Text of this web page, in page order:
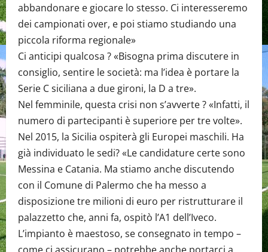
abbandonare e giocare lo stesso. Ci interesseremo
dei campionati over, e poi stiamo studiando una
piccola riforma regionale»
Ci anticipi qualcosa ? «Bisogna prima discutere in
consiglio, sentire le società: ma l’idea è portare la
Serie C siciliana a due gironi, la D a tre».
Nel femminile, questa crisi non s’avverte ? «Infatti, il
numero di partecipanti è superiore per tre volte».
Nel 2015, la Sicilia ospiterà gli Europei maschili. Ha
già individuato le sedi? «Le candidature certe sono
Messina e Catania. Ma stiamo anche discutendo
con il Comune di Palermo che ha messo a
disposizione tre milioni di euro per ristrutturare il
palazzetto che, anni fa, ospitò l’A1 dell’Iveco.
L’impianto è maestoso, se consegnato in tempo –